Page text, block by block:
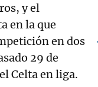
y el
en la que
en dos
29 de
Celta en liga.